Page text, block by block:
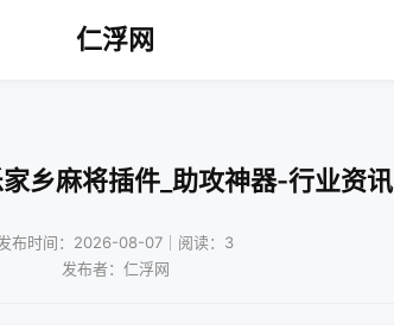
仁浮网
乡麻将插件_助攻神器-行业资讯
布时间：2026-08-07｜阅读：3
发布者：仁浮网